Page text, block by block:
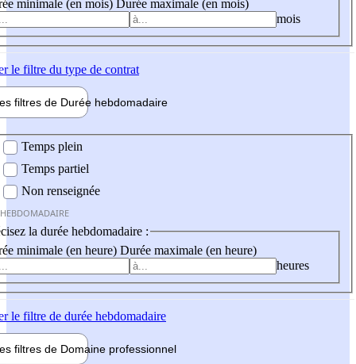
minimale (en mois) Durée maximale (en mois)
mois
le filtre du type de contrat
filtres de Durée hebdomadaire
Temps plein
Temps partiel
Non renseignée
la durée hebdomadaire :
minimale (en heure) Durée maximale (en heure)
heures
le filtre de durée hebdomadaire
filtres de Domaine professionnel